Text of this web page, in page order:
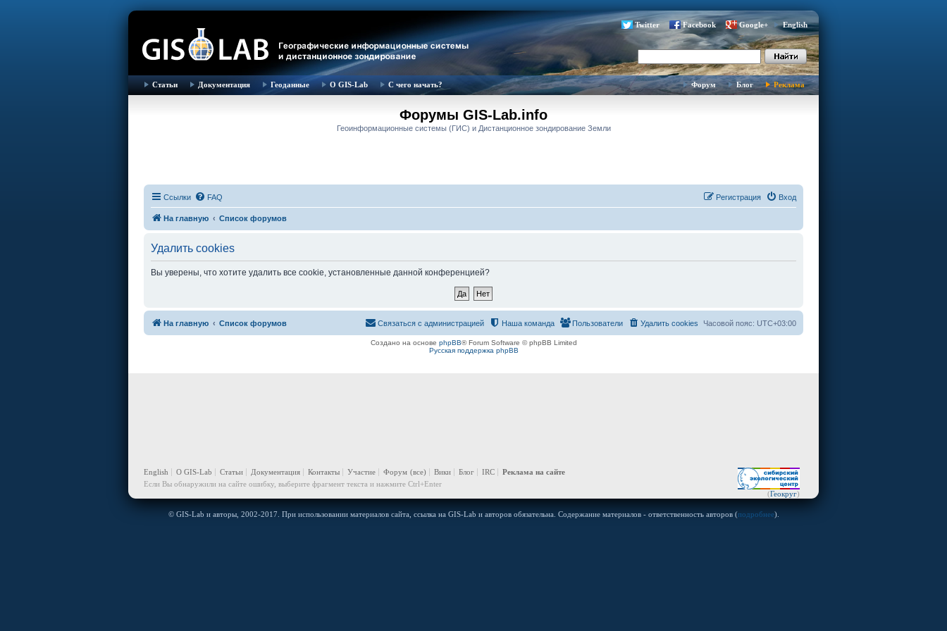
Twitter Facebook Google+ English
Статьи Документация Геоданные О GIS-Lab С чего начать? Форум Блог Реклама
Форумы GIS-Lab.info
Геоинформационные системы (ГИС) и Дистанционное зондирование Земли
Ссылки FAQ Вход
Регистрация
На главную Список форумов
Удалить cookies
Вы уверены, что хотите удалить все cookie, установленные данной конференцией?
На главную Список форумов Часовой пояс: UTC+03:00
Удалить cookies
Пользователи
Наша команда
Связаться с администрацией
Создано на основе phpBB® Forum Software © phpBB Limited
Русская поддержка phpBB
(Геокруг)
English О GIS-Lab Статьи Документация Контакты Участие Форум (все) Вики Блог IRC
Реклама на сайте
Если Вы обнаружили на сайте ошибку, выберите фрагмент текста и нажмите Ctrl+Enter
© GIS-Lab и авторы, 2002-2017. При использовании материалов сайта, ссылка на GIS-Lab и авторов обязательна. Содержание материалов - ответственность авторов (подробнее).